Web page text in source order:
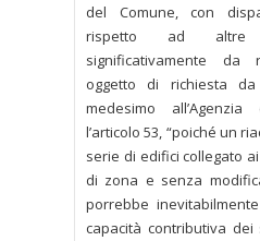
del Comune, con
rispetto ad altre
significativamente da
oggetto di richiesta
medesimo
l’articolo 53, “poiché un
serie di edifici collegato
di zona e senza
porrebbe
capacità contributiva dei